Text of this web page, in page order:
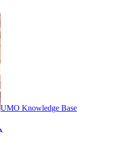
UMO Knowledge Base